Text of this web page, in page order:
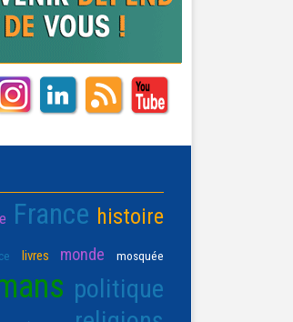
France histoire
livres monde mosquée
politique